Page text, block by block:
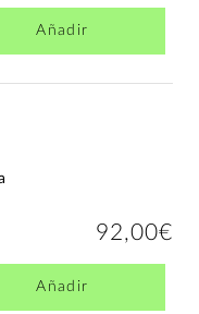
Añadir
92,00€
Añadir